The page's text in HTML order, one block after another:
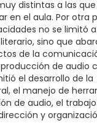
distintas a las
en el aula. Por otra
no se limitó
sino que
de la
de audio
el desarrollo de la
el manejo de
de audio, el
y